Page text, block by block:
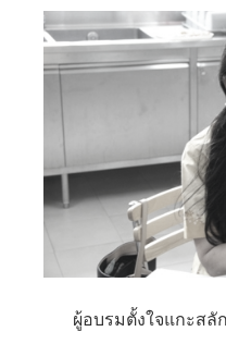
ผู้อบรมตั้งใจแกะสลั